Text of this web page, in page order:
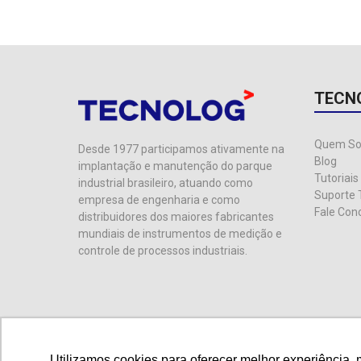
Desde 1977 participamos ativamente na
implantação e manutenção do parque
industrial brasileiro, atuando como
empresa de engenharia e como
distribuidores dos maiores fabricantes
mundiais de instrumentos de medição e
controle de processos industriais.
Quem
Blog
Tutoriais
Suporte
Fale